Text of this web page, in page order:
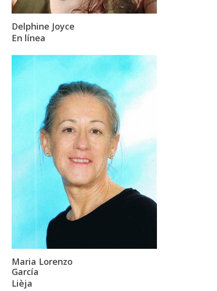
Delphine Joyce
En línea
Maria Lorenzo
García
Lièja